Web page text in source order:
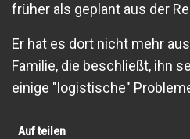
früher als geplant aus der
Er hat es dort nicht mehr
Familie, die beschließt, ihn
einige "logistische"
Auf teilen